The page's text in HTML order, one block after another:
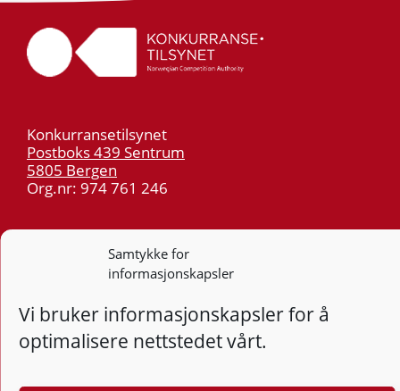
Samtykke for
informasjonskapsler
Vi bruker informasjonskapsler for å
optimalisere nettstedet vårt.
Konkurransetilsynet
Postboks 439 Sentrum
5805 Bergen
Org.nr: 974 761 246
post@kt.no